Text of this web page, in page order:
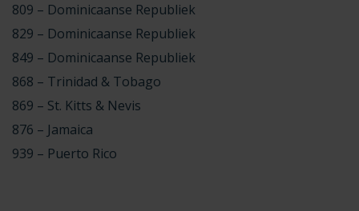
809 – Dominicaanse Republiek
829 – Dominicaanse Republiek
849 – Dominicaanse Republiek
868 – Trinidad & Tobago
869 – St. Kitts & Nevis
876 – Jamaica
939 – Puerto Rico